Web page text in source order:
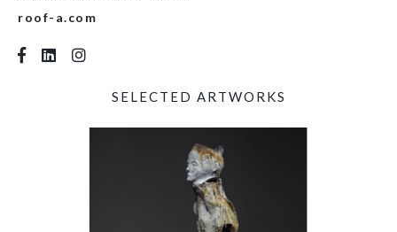
roof-a.com
SELECTED ARTWORKS